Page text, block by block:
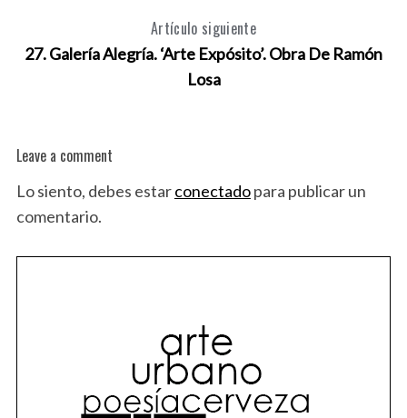
Artículo siguiente
27. Galería Alegría. ‘Arte Expósito’. Obra De Ramón
Losa
Leave a comment
Lo siento, debes estarconectadopara publicar un
comentario.